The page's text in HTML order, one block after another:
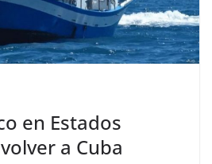
en Estados
a Cuba